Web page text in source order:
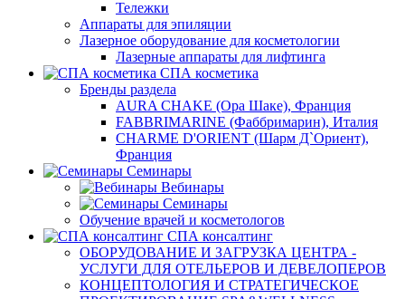
Тележки
Аппараты для эпиляции
Лазерное оборудование для косметологии
Лазерные аппараты для лифтинга
СПА косметика
Бренды раздела
AURA CHAKE (Ора Шаке), Франция
FABBRIMARINE (Фаббримарин), Италия
CHARME D'ORIENT (Шарм Д`Ориент),
Франция
Семинары
Вебинары
Семинары
Обучение врачей и косметологов
СПА консалтинг
ОБОРУДОВАНИЕ И ЗАГРУЗКА ЦЕНТРА -
УСЛУГИ ДЛЯ ОТЕЛЬЕРОВ И ДЕВЕЛОПЕРОВ
КОНЦЕПТОЛОГИЯ И СТРАТЕГИЧЕСКОЕ